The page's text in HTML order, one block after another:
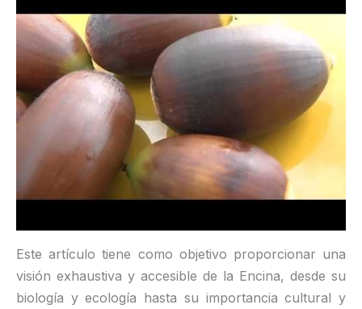
Este artículo tiene como objetivo proporcionar una
visión exhaustiva y accesible de la Encina, desde su
biología y ecología hasta su importancia cultural y